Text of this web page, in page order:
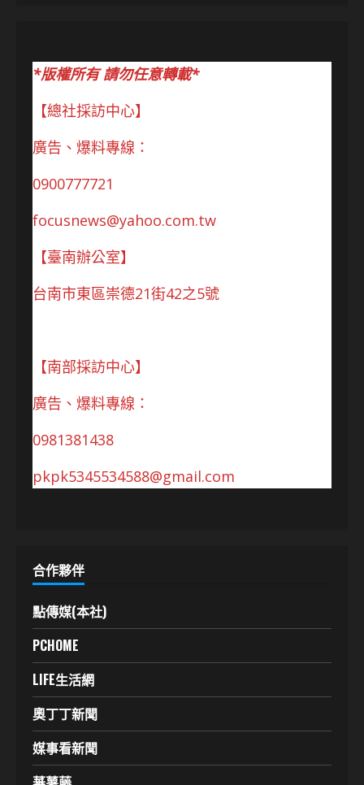
*版權所有 請勿任意轉載*
【總社採訪中心】
廣告、爆料專線：
0900777721
focusnews@yahoo.com.tw
【臺南辦公室】
台南市東區崇德21街42之5號
【南部採訪中心】
廣告、爆料專線：
0981381438
pkpk5345534588@gmail.com
合作夥伴
點傳媒(本社)
PCHOME
LIFE生活網
奧丁丁新聞
媒事看新聞